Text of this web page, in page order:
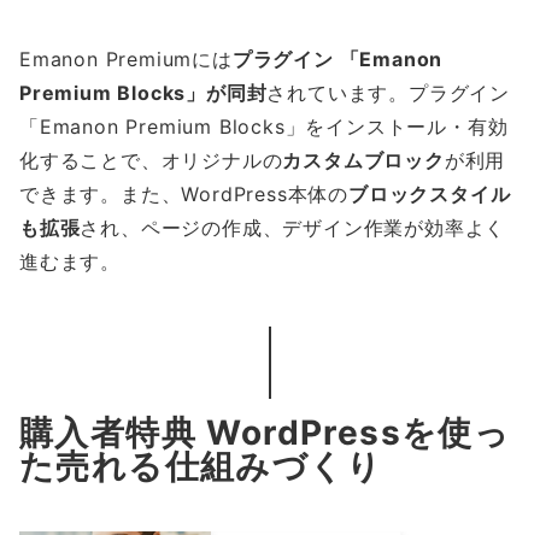
Emanon Premiumにはプラグイン 「Emanon
Premium Blocks」が同封されています。プラグイン
「Emanon Premium Blocks」をインストール・有効
化することで、オリジナルのカスタムブロック が利用
できます。また、WordPress本体のブロックスタイル
も拡張され、ページの作成、デザイン作業が効率よく
進むます。
購入者特典 WordPressを使っ
た売れる仕組みづくり